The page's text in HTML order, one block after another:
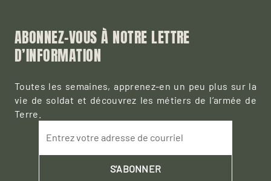
ABONNEZ-VOUS À NOTRE LETTRE
D’INFORMATION
Toutes les semaines, apprenez-en un peu plus sur la
vie de soldat et découvrez les métiers de l’armée de
Terre.
Entrez votre adresse de courriel
S'ABONNER